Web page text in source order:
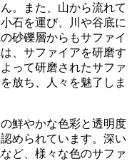
。また、山から流れて
石を運び、川や谷底に
砂礫層からもサファイ
、サファイアを研磨す
って研磨されたサファ
を放ち、人々を魅了しま
鮮やかな色彩と透明度
められています。深い
ど、様々な色のサファ